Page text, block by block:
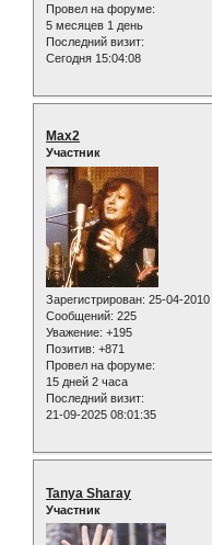
Провел на форуме:
5 месяцев 1 день
Последний визит:
Сегодня 15:04:08
Max2
Участник
Зарегистрирован: 25-04-2010
Сообщений: 225
Уважение: +195
Позитив: +871
Провел на форуме:
15 дней 2 часа
Последний визит:
21-09-2025 08:01:35
Tanya Sharay
Участник